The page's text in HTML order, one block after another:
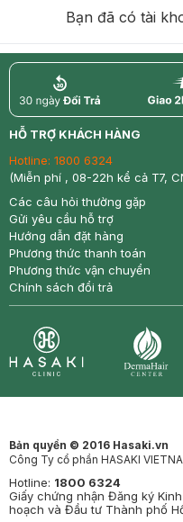
Bạn đã có tài
return
HỖ TRỢ KHÁCH HÀNG
Hotline: 1800 6324
(Miễn phí , 08-22h kể cả T7,
Các câu hỏi thường gặp
Gửi yêu cầu hỗ trợ
Hướng dẫn đặt hàng
Phương thức thanh toán
Phương thức vận chuyển
Chính sách đổi trả
Bản quyền © 2016 Hasaki.vn
Công Ty cổ phần HASAKI
Hotline: 1800 6324
Giấy chứng nhận Đăng ký
hoạch và Đầu tư Thành phố